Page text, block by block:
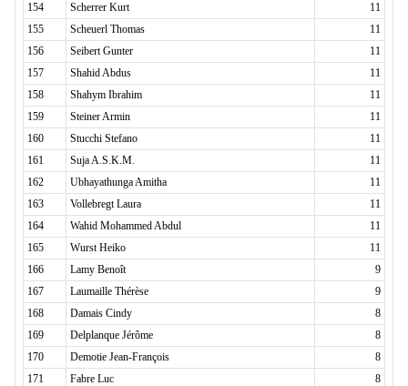
154
Scherrer Kurt
11
155
Scheuerl Thomas
11
156
Seibert Gunter
11
157
Shahid Abdus
11
158
Shahym Ibrahim
11
159
Steiner Armin
11
160
Stucchi Stefano
11
161
Suja A.S.K.M.
11
162
Ubhayathunga Amitha
11
163
Vollebregt Laura
11
164
Wahid Mohammed Abdul
11
165
Wurst Heiko
11
166
Lamy Benoît
9
167
Laumaille Thérèse
9
168
Damais Cindy
8
169
Delplanque Jérôme
8
170
Demotie Jean-François
8
171
Fabre Luc
8